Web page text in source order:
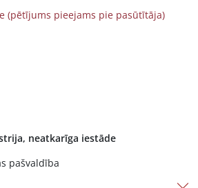
(pētījums pieejams pie pasūtītāja)
neatkarīga iestāde
pašvaldība